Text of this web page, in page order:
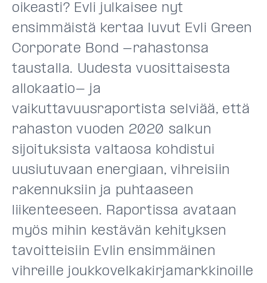
oikeasti? Evli julkaisee nyt
ensimmäistä kertaa luvut Evli Green
Corporate Bond -rahastonsa
taustalla. Uudesta vuosittaisesta
allokaatio- ja
vaikuttavuusraportista selviää, että
rahaston vuoden 2020 salkun
sijoituksista valtaosa kohdistui
uusiutuvaan energiaan, vihreisiin
rakennuksiin ja puhtaaseen
liikenteeseen. Raportissa avataan
myös mihin kestävän kehityksen
tavoitteisiin Evlin ensimmäinen
vihreille joukkovelkakirjamarkkinoille